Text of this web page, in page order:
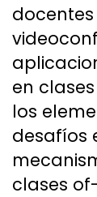
en
los
desafíos
clases